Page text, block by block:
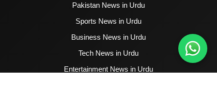
Pakistan News in Urdu
Sports News in Urdu
Business News in Urdu
Tech News in Urdu
Entertainment News in Urdu